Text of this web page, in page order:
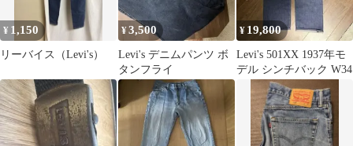
¥ 1,150
リーバイス（Levi's）
¥3,500
Levi's デニムパンツ ボ
タンフライ
¥ 19,800
Levi's 501XX 1937年モ
デル シンチバック W34